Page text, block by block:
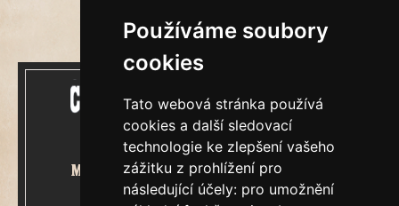
Používáme soubory
cookies
Tato webová stránka používá
cookies a další sledovací
technologie ke zlepšení vašeho
zážitku z prohlížení pro
následující účely: pro umožnění
Mecenášem Cimrmanova Zpravodaje
je společnost